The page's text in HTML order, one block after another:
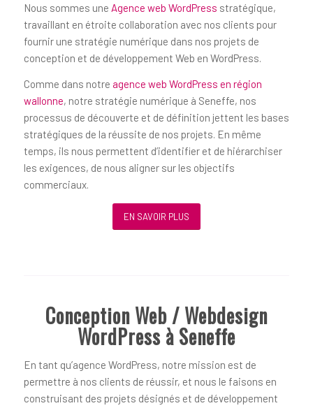
Nous sommes une Agence web WordPress stratégique,
travaillant en étroite collaboration avec nos clients pour
fournir une stratégie numérique dans nos projets de
conception et de développement Web en WordPress.
Comme dans notre agence web WordPress en région
wallonne, notre stratégie numérique à Seneffe, nos
processus de découverte et de définition jettent les bases
stratégiques de la réussite de nos projets. En même
temps, ils nous permettent d’identifier et de hiérarchiser
les exigences, de nous aligner sur les objectifs
commerciaux.
EN SAVOIR PLUS
Conception Web / Webdesign
WordPress à Seneffe
En tant qu’agence WordPress, notre mission est de
permettre à nos clients de réussir, et nous le faisons en
construisant des projets désignés et de développement